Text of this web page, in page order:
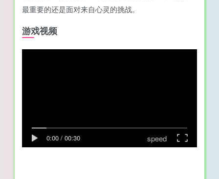
最重要的还是面对来自心灵的挑战。
游戏视频
0:00 / 00:30 speed